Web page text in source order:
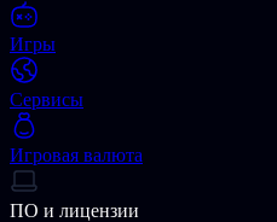
Игры
Сервисы
Игровая валюта
ПО и лицензии